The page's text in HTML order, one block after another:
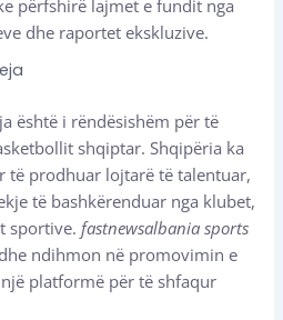
përfshirë lajmet e fundit nga
dhe raportet ekskluzive.
është i rëndësishëm për të
shqiptar. Shqipëria ka
të prodhuar lojtarë të talentuar,
të bashkërenduar nga klubet,
sportive. fastnewsalbania sports
ndihmon në promovimin e
platformë për të shfaqur